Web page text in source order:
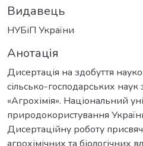
Видавець
НУБіП України
Анотація
Дисертація на здобуття
сільсько-господарських наук
«Агрохімія». Національний
природокористування
Дисертаційну роботу